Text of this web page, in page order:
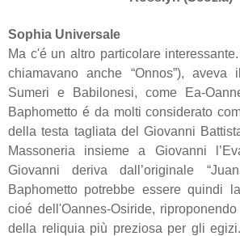
Sophia Universale
Ma c'é un altro particolare
chiamavano anche “Onnos”),
Sumeri e Babilonesi, come Ea-
Baphometto é da molti considerato
della testa tagliata del Giovanni
Massoneria insieme a Giovanni
Giovanni deriva dall’originale
Baphometto potrebbe essere quindi
cioé dell'Oannes-Osiride,
della reliquia più preziosa per gli